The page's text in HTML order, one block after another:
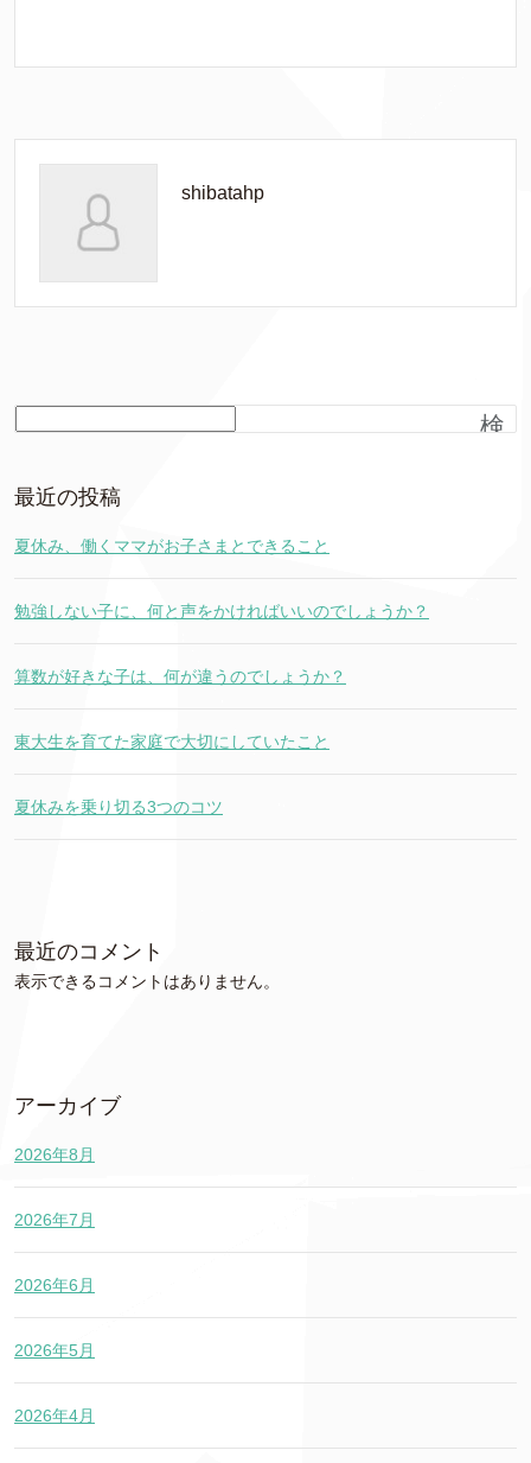
shibatahp
検
最近の投稿
夏休み、働くママがお子さまとできること
勉強しない子に、何と声をかければいいのでしょうか？
算数が好きな子は、何が違うのでしょうか？
東大生を育てた家庭で大切にしていたこと
夏休みを乗り切る3つのコツ
最近のコメント
表示できるコメントはありません。
アーカイブ
2026年8月
2026年7月
2026年6月
2026年5月
2026年4月